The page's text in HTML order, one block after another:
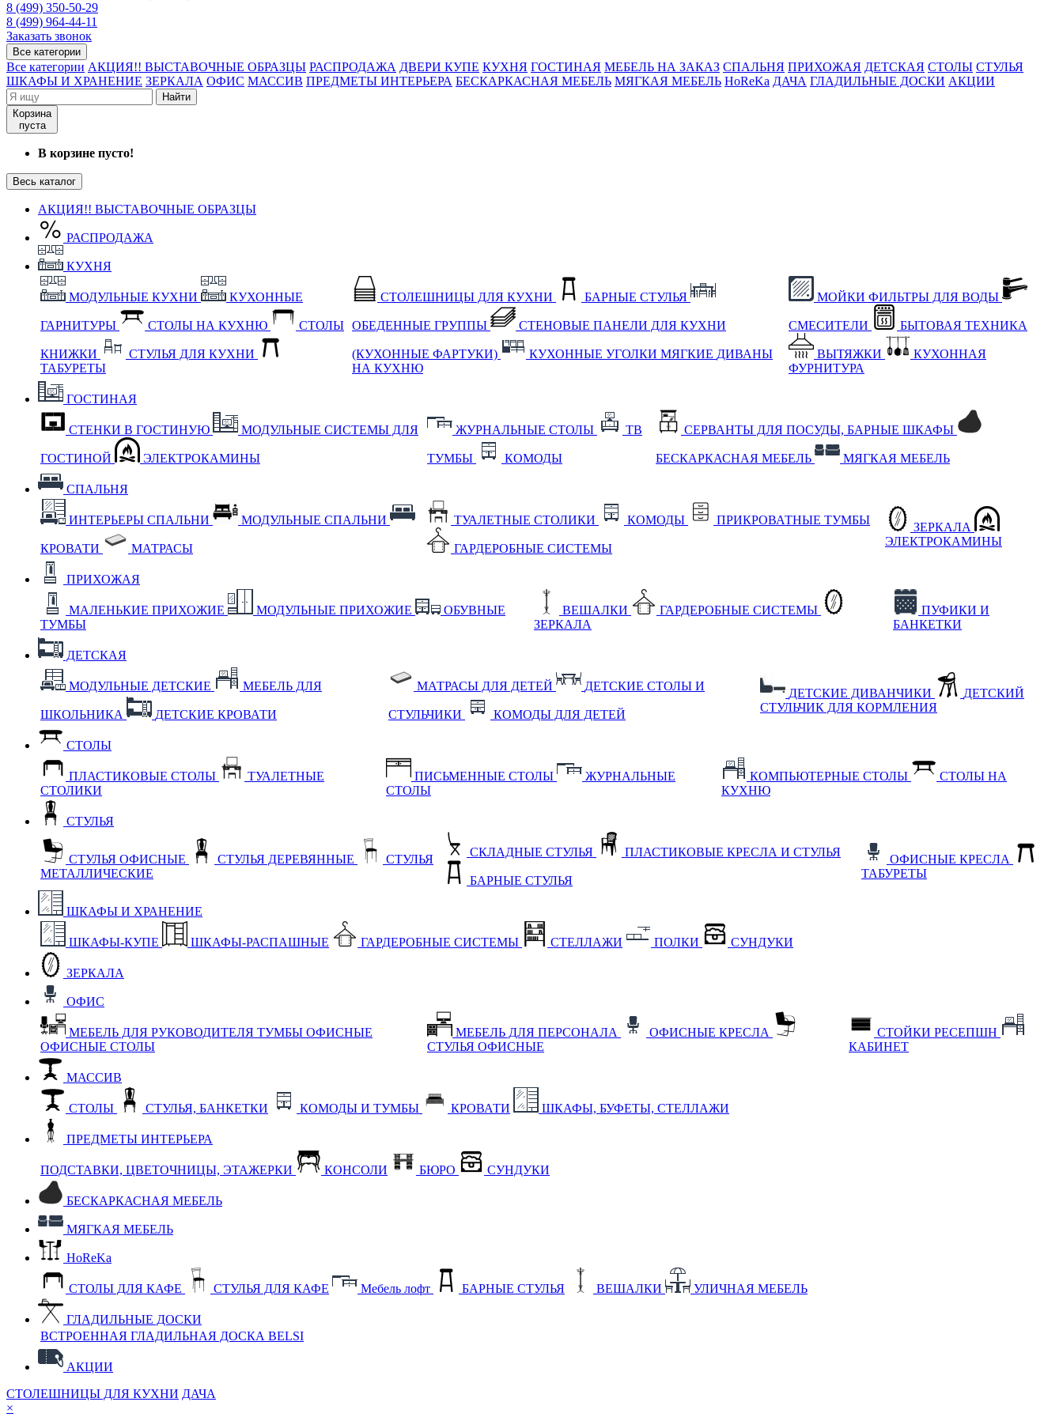
8 (499) 350-50-29
8 (499) 964-44-11
Заказать звонок
Все категории
Все категории АКЦИЯ!! ВЫСТАВОЧНЫЕ ОБРАЗЦЫ РАСПРОДАЖА ДВЕРИ КУПЕ КУХНЯ ГОСТИНАЯ МЕБЕЛЬ НА ЗАКАЗ СПАЛЬНЯ ПРИХОЖАЯ ДЕТСКАЯ СТОЛЫ СТУЛЬЯ
ШКАФЫ И ХРАНЕНИЕ ЗЕРКАЛА ОФИС МАССИВ ПРЕДМЕТЫ ИНТЕРЬЕРА БЕСКАРКАСНАЯ МЕБЕЛЬ МЯГКАЯ МЕБЕЛЬ HoReKa ДАЧА ГЛАДИЛЬНЫЕ ДОСКИ АКЦИИ
Найти
Корзина
пуста
В корзине пусто!
Весь каталог
АКЦИЯ!! ВЫСТАВОЧНЫЕ ОБРАЗЦЫ
РАСПРОДАЖА
КУХНЯ
МОДУЛЬНЫЕ КУХНИ КУХОННЫЕ
ГАРНИТУРЫ СТОЛЫ НА КУХНЮ СТОЛЫ
КНИЖКИ
СТУЛЬЯ ДЛЯ КУХНИ
ТАБУРЕТЫ
СТОЛЕШНИЦЫ ДЛЯ КУХНИ БАРНЫЕ СТУЛЬЯ
ОБЕДЕННЫЕ ГРУППЫ СТЕНОВЫЕ ПАНЕЛИ ДЛЯ КУХНИ
(КУХОННЫЕ ФАРТУКИ) КУХОННЫЕ УГОЛКИ МЯГКИЕ ДИВАНЫ
НА КУХНЮ
МОЙКИ ФИЛЬТРЫ ДЛЯ ВОДЫ
СМЕСИТЕЛИ БЫТОВАЯ ТЕХНИКА
ВЫТЯЖКИ
КУХОННАЯ
ФУРНИТУРА
ГОСТИНАЯ
СТЕНКИ В ГОСТИНУЮ МОДУЛЬНЫЕ СИСТЕМЫ ДЛЯ
ГОСТИНОЙ ЭЛЕКТРОКАМИНЫ
ЖУРНАЛЬНЫЕ СТОЛЫ ТВ
ТУМБЫ КОМОДЫ
СЕРВАНТЫ ДЛЯ ПОСУДЫ, БАРНЫЕ ШКАФЫ
БЕСКАРКАСНАЯ МЕБЕЛЬ МЯГКАЯ МЕБЕЛЬ
СПАЛЬНЯ
ИНТЕРЬЕРЫ СПАЛЬНИ МОДУЛЬНЫЕ СПАЛЬНИ
КРОВАТИ МАТРАСЫ
ТУАЛЕТНЫЕ СТОЛИКИ КОМОДЫ ПРИКРОВАТНЫЕ ТУМБЫ
ГАРДЕРОБНЫЕ СИСТЕМЫ
ЗЕРКАЛА
ЭЛЕКТРОКАМИНЫ
ПРИХОЖАЯ
МАЛЕНЬКИЕ ПРИХОЖИЕ МОДУЛЬНЫЕ ПРИХОЖИЕ
ОБУВНЫЕ
ТУМБЫ
ВЕШАЛКИ
ГАРДЕРОБНЫЕ СИСТЕМЫ
ЗЕРКАЛА
ПУФИКИ И
БАНКЕТКИ
ДЕТСКАЯ
МОДУЛЬНЫЕ ДЕТСКИЕ МЕБЕЛЬ ДЛЯ
ШКОЛЬНИКА ДЕТСКИЕ КРОВАТИ
МАТРАСЫ ДЛЯ ДЕТЕЙ ДЕТСКИЕ СТОЛЫ И
СТУЛЬЧИКИ КОМОДЫ ДЛЯ ДЕТЕЙ
ДЕТСКИЕ ДИВАНЧИКИ
ДЕТСКИЙ
СТУЛЬЧИК ДЛЯ КОРМЛЕНИЯ
СТОЛЫ
ПЛАСТИКОВЫЕ СТОЛЫ
ТУАЛЕТНЫЕ
СТОЛИКИ
ПИСЬМЕННЫЕ СТОЛЫ
ЖУРНАЛЬНЫЕ
СТОЛЫ
КОМПЬЮТЕРНЫЕ СТОЛЫ
СТОЛЫ НА
КУХНЮ
СТУЛЬЯ
СТУЛЬЯ ОФИСНЫЕ СТУЛЬЯ ДЕРЕВЯННЫЕ
СТУЛЬЯ
МЕТАЛЛИЧЕСКИЕ
СКЛАДНЫЕ СТУЛЬЯ ПЛАСТИКОВЫЕ КРЕСЛА И СТУЛЬЯ
БАРНЫЕ СТУЛЬЯ
ОФИСНЫЕ КРЕСЛА
ТАБУРЕТЫ
ШКАФЫ И ХРАНЕНИЕ
ШКАФЫ-КУПЕ ШКАФЫ-РАСПАШНЫЕ ГАРДЕРОБНЫЕ СИСТЕМЫ СТЕЛЛАЖИ ПОЛКИ СУНДУКИ
ЗЕРКАЛА
ОФИС
МЕБЕЛЬ ДЛЯ РУКОВОДИТЕЛЯ ТУМБЫ ОФИСНЫЕ
ОФИСНЫЕ СТОЛЫ
МЕБЕЛЬ ДЛЯ ПЕРСОНАЛА
ОФИСНЫЕ КРЕСЛА
СТУЛЬЯ ОФИСНЫЕ
СТОЙКИ РЕСЕПШН
КАБИНЕТ
МАССИВ
СТОЛЫ СТУЛЬЯ, БАНКЕТКИ КОМОДЫ И ТУМБЫ КРОВАТИ ШКАФЫ, БУФЕТЫ, СТЕЛЛАЖИ
ПРЕДМЕТЫ ИНТЕРЬЕРА
ПОДСТАВКИ, ЦВЕТОЧНИЦЫ, ЭТАЖЕРКИ КОНСОЛИ БЮРО СУНДУКИ
БЕСКАРКАСНАЯ МЕБЕЛЬ
МЯГКАЯ МЕБЕЛЬ
HoReKa
СТОЛЫ ДЛЯ КАФЕ СТУЛЬЯ ДЛЯ КАФЕ Мебель лофт БАРНЫЕ СТУЛЬЯ ВЕШАЛКИ УЛИЧНАЯ МЕБЕЛЬ
ГЛАДИЛЬНЫЕ ДОСКИ
ВСТРОЕННАЯ ГЛАДИЛЬНАЯ ДОСКА BELSI
АКЦИИ
СТОЛЕШНИЦЫ ДЛЯ КУХНИ ДАЧА
×